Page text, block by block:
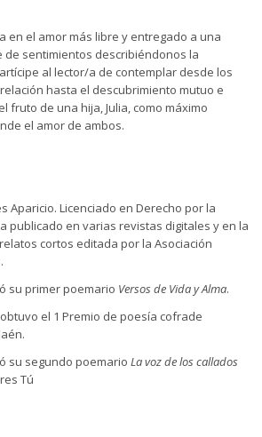
en el amor más libre y entregado a una
de sentimientos describiéndonos la
al lector/a de contemplar desde los
hasta el descubrimiento mutuo e
fruto de una hija, Julia, como máximo
el amor de ambos.
Aparicio. Licenciado en Derecho por la
publicado en varias revistas digitales y en la
cortos editada por la Asociación
su primer poemario Versos de Vida y Alma.
el 1 Premio de poesía cofrade
su segundo poemario La voz de los callados
Tú